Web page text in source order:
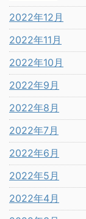
2022年12月
2022年11月
2022年10月
2022年9月
2022年8月
2022年7月
2022年6月
2022年5月
2022年4月